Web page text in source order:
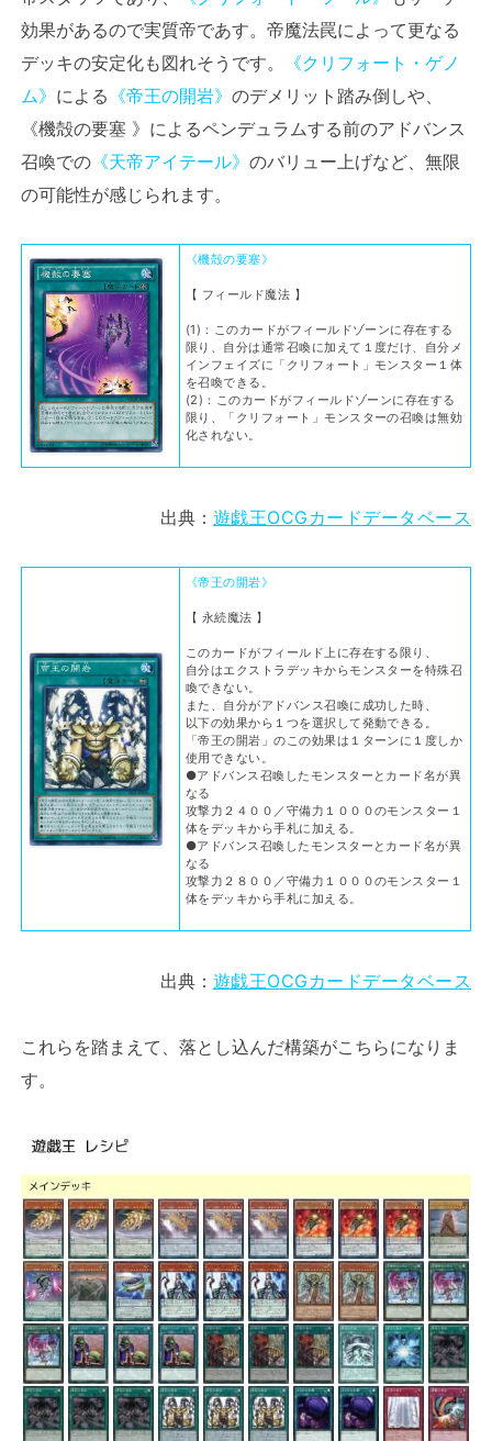
効果があるので実質帝であす。帝魔法罠によって更なる
デッキの安定化も図れそうです。
《クリフォート・ゲノ
ム》 による 《帝王の開岩》 のデメリット踏み倒しや、
《機殻の要塞 》によるペンデュラムする前のアドバンス
召喚での 《天帝アイテール》 のバリュー上げなど、無限
の可能性が感じられます。
《機殻の要塞》
【 フィールド魔法 】
(1)：このカードがフィールドゾーンに存在する
限り、自分は通常召喚に加えて１度だけ、自分メ
インフェイズに「クリフォート」モンスター１体
を召喚できる。
(2)：このカードがフィールドゾーンに存在する
限り、「クリフォート」モンスターの召喚は無効
化されない。
出典： 遊戯王OCGカードデータベース
《帝王の開岩》
【 永続魔法 】
このカードがフィールド上に存在する限り、
自分はエクストラデッキからモンスターを特殊召
喚できない。
また、自分がアドバンス召喚に成功した時、
以下の効果から１つを選択して発動できる。
「帝王の開岩」のこの効果は１ターンに１度しか
使用できない。
●アドバンス召喚したモンスターとカード名が異
なる
攻撃力２４００／守備力１０００のモンスター１
体をデッキから手札に加える。
●アドバンス召喚したモンスターとカード名が異
なる
攻撃力２８００／守備力１０００のモンスター１
体をデッキから手札に加える。
出典： 遊戯王OCGカードデータベース
これらを踏まえて、落とし込んだ構築がこちらになりま
す。